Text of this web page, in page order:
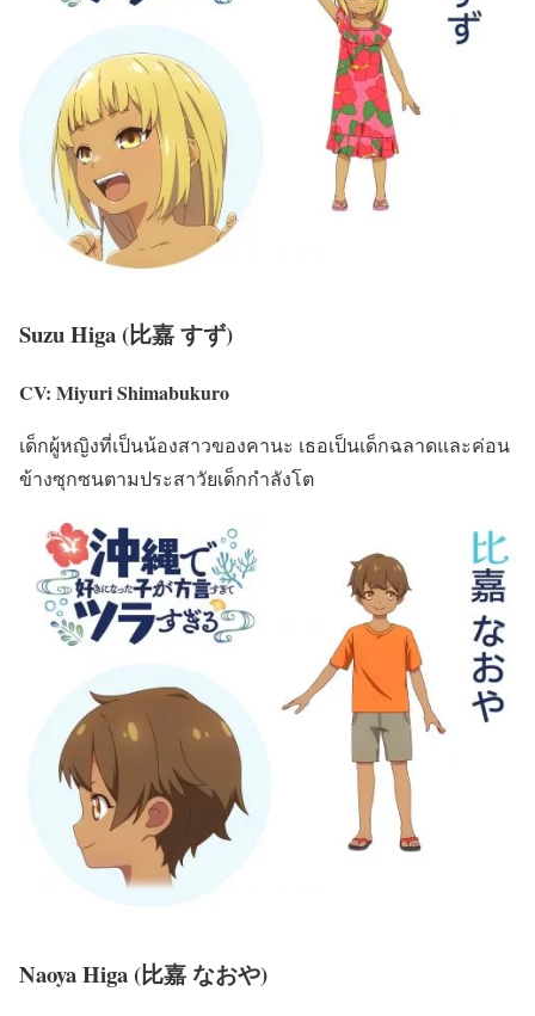
Suzu Higa (比嘉 すず)
CV: Miyuri Shimabukuro
เด็กผู้หญิงที่เป็นน้องสาวของคานะ เธอเป็นเด็กฉลาดและค่อน
ข้างซุกซนตามประสาวัยเด็กกำลังโต
Naoya Higa (比嘉 なおや)